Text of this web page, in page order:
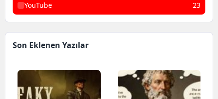
YouTube 23
Son Eklenen Yazılar